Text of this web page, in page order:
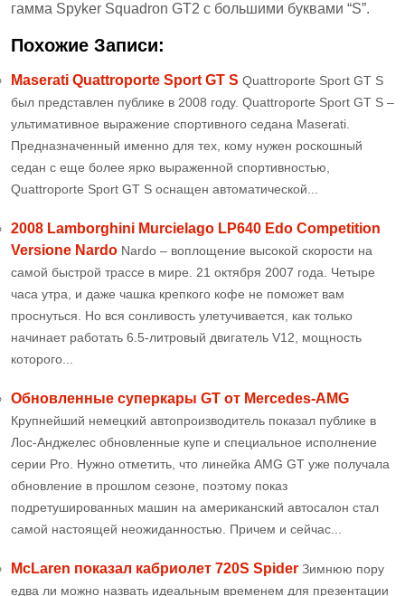
гамма Spyker Squadron GT2 с большими буквами “S”.
Похожие Записи:
Maserati Quattroporte Sport GT S Quattroporte Sport GT S
был представлен публике в 2008 году. Quattroporte Sport GT S –
ультимативное выражение спортивного седана Maserati.
Предназначенный именно для тех, кому нужен роскошный
седан с еще более ярко выраженной спортивностью,
Quattroporte Sport GT S оснащен автоматической...
2008 Lamborghini Murcielago LP640 Edo Competition
Versione Nardo Nardo – воплощение высокой скорости на
самой быстрой трассе в мире. 21 октября 2007 года. Четыре
часа утра, и даже чашка крепкого кофе не поможет вам
проснуться. Но вся сонливость улетучивается, как только
начинает работать 6.5-литровый двигатель V12, мощность
которого...
Обновленные суперкары GT от Mercedes-AMG
Крупнейший немецкий автопроизводитель показал публике в
Лос-Анджелес обновленные купе и специальное исполнение
серии Pro. Нужно отметить, что линейка AMG GT уже получала
обновление в прошлом сезоне, поэтому показ
подретушированных машин на американский автосалон стал
самой настоящей неожиданностью. Причем и сейчас...
McLaren показал кабриолет 720S Spider Зимнюю пору
едва ли можно назвать идеальным временем для презентации